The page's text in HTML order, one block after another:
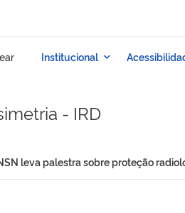
- IRD
leva palestra sobre proteção